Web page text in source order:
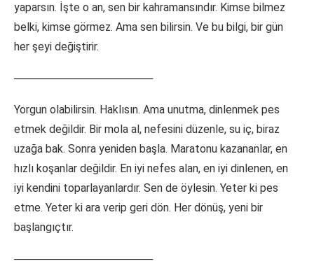
yaparsın. İşte o an, sen bir kahramansındır. Kimse bilmez
belki, kimse görmez. Ama sen bilirsin. Ve bu bilgi, bir gün
her şeyi değiştirir.
──────────────────
Yorgun olabilirsin. Haklısın. Ama unutma, dinlenmek pes
etmek değildir. Bir mola al, nefesini düzenle, su iç, biraz
uzağa bak. Sonra yeniden başla. Maratonu kazananlar, en
hızlı koşanlar değildir. En iyi nefes alan, en iyi dinlenen, en
iyi kendini toparlayanlardır. Sen de öylesin. Yeter ki pes
etme. Yeter ki ara verip geri dön. Her dönüş, yeni bir
başlangıçtır.
──────────────────